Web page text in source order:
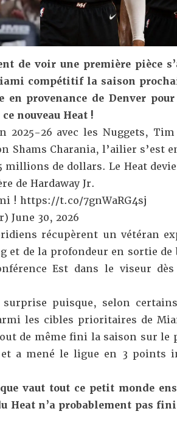
de voir une première pièce
compétitif la saison
provenance de Denver
nouveau Heat !
2025-26 avec lesNuggets, Tim
Shams Charania, l’ailier s’est
millions de dollars. Le Heat
de Hardaway Jr.
! https://t.co/7gnWaRG4sj
June 30, 2026
récupèrent un vétéran
et de la profondeur en sortie de
Est dans le viseur
surprise puisque, selon
les cibles prioritaires de
de même fini la saison sur le
et a mené le ligue en 3 points
vaut tout ce petit monde
Heat n’a probablement pas fini